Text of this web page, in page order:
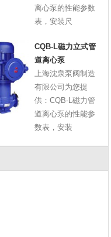
离心泵的性能参数
表，安装尺
CQB-L磁力立式管
道离心泵
上海沈泉泵阀制造
有限公司为您提
供：CQB-L磁力管
道离心泵的性能参
数表，安装